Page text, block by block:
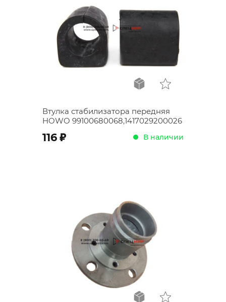
Втулка стабилизатора передняя
HOWO 99100680068,1417029200026
116 ; В наличии